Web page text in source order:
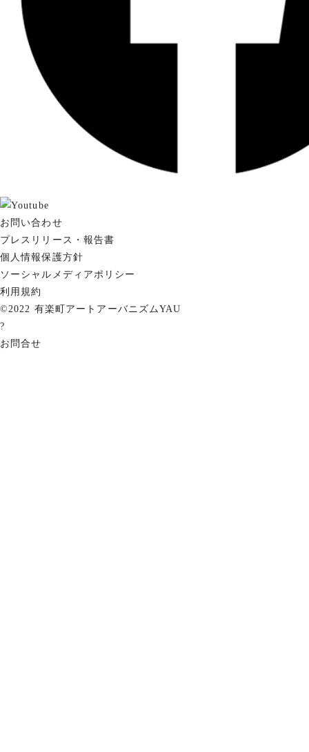
お問い合わせ
プレスリリース・報告書
個人情報保護方針
ソーシャルメディアポリシー
利用規約
©2022 有楽町アートアーバニズムYAU
?
お問合せ